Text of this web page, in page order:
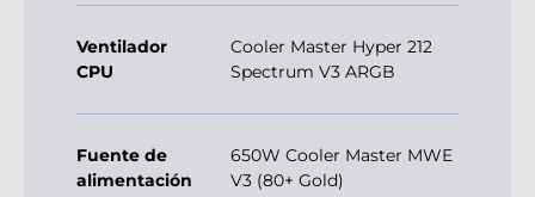
Ventilador
CPU
Cooler Master Hyper 212
Spectrum V3 ARGB
Fuente de
alimentación
650W Cooler Master MWE
V3 (80+ Gold)